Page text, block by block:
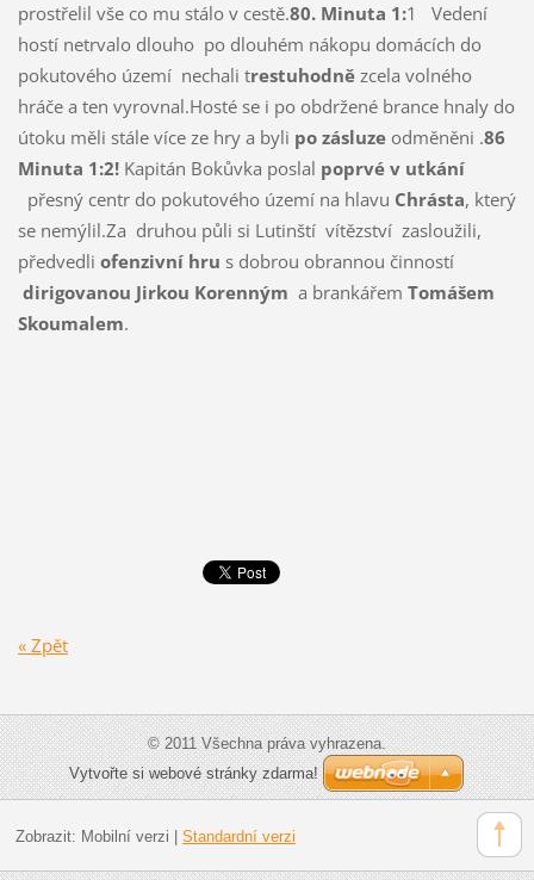
prostřelil vše co mu stálo v cestě.80. Minuta 1:1 Vedení
hostí netrvalo dlouho po dlouhém nákopu domácích do
pokutového území nechali trestuhodnězcela volného
hráče a ten vyrovnal.Hosté se i po obdržené brance hnaly do
útoku měli stále více ze hry a byli po zásluze odměněni .86
Minuta 1:2!Kapitán Bokůvka poslal poprvé v utkání
přesný centr do pokutového území na hlavu Chrásta, který
se nemýlil.Za druhou půli si Lutinští vítězství zasloužili,
předvedli ofenzivní hru s dobrou obrannou činností
dirigovanou Jirkou Korenným a brankářem Tomášem
Skoumalem.
« Zpět
© 2011 Všechna práva vyhrazena.
Vytvořte si webové stránky zdarma!
Zobrazit: Mobilní verzi Standardní verzi